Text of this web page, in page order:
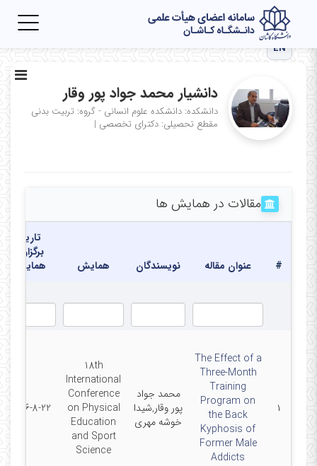
EN
دانشیار محمد جواد پور وقار
دانشکده: دانشکده علوم انسانی - گروه: تربیت بدنی
مقطع تحصیلی: دکترای تخصصی |
مقالات در همایش ها
# عنوان مقاله نویسندگان همایش
تاریخ
برگزاری
همایش
۱
The Effect of a
Three-Month
Training
Program on
the Back
Kyphosis of
Former Male
Addicts
محمد جواد
پور وقار,شیدا
خوشه مهری
18th
International
Conference
on Physical
Education
and Sport
Science
2016-8-22